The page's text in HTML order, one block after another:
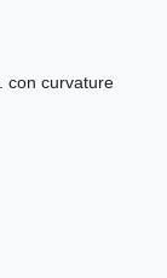
con curvature